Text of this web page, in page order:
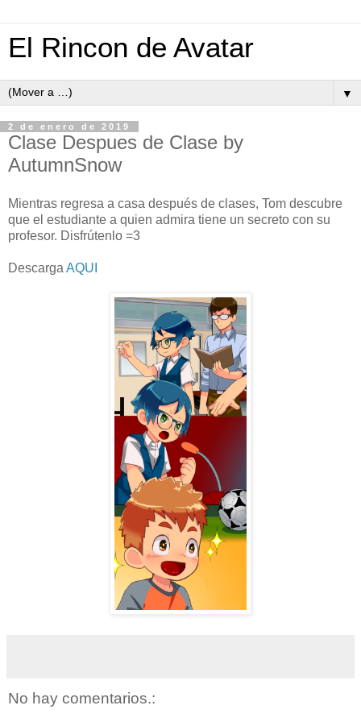
El Rincon de Avatar
▼
2 de enero de 2019
Clase Despues de Clase by
AutumnSnow
Mientras regresa a casa después de clases, Tom descubre
que el estudiante a quien admira tiene un secreto con su
profesor. Disfrútenlo =3
Descarga AQUI
No hay comentarios.: